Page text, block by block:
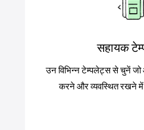
सहायक
उन विभिन्न टेम्पलेट्स से चुनें
करने और व्यवस्थित रखने